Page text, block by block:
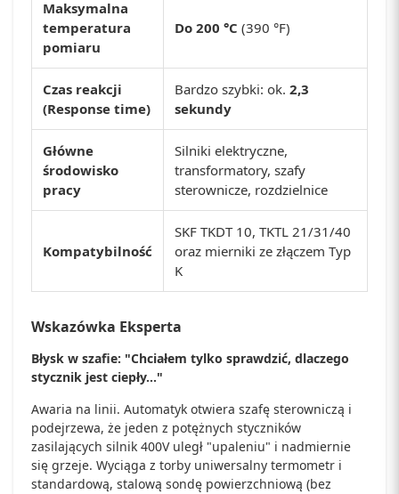
Maksymalna
temperatura
pomiaru
Do 200 °C (390 °F)
Czas reakcji
(Response time)
Bardzo szybki: ok. 2,3
sekundy
Główne
środowisko
pracy
Silniki elektryczne,
transformatory, szafy
sterownicze, rozdzielnice
Kompatybilność
SKF TKDT 10, TKTL 21/31/40
oraz mierniki ze złączem Typ
K
Wskazówka Eksperta
Błysk w szafie: "Chciałem tylko sprawdzić, dlaczego
stycznik jest ciepły..."
Awaria na linii. Automatyk otwiera szafę sterowniczą i
podejrzewa, że jeden z potężnych styczników
zasilających silnik 400V uległ "upaleniu" i nadmiernie
się grzeje. Wyciąga z torby uniwersalny termometr i
standardową, stalową sondę powierzchniową (bez